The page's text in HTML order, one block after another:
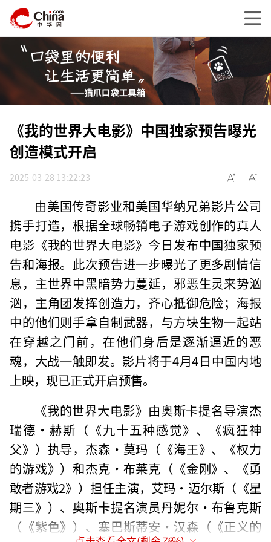
《我的世界大电影》中国独家预告曝光
创造模式开启
2025-03-28 13:22:23
由美国传奇影业和美国华纳兄弟影片公司
携手打造，根据全球畅销电子游戏创作的真人
电影《我的世界大电影》今日发布中国独家预
告和海报。此次预告进一步曝光了更多剧情信
息，主世界中黑暗势力蔓延，邪恶生灵来势汹
汹，主角团发挥创造力，齐心抵御危险；海报
中的他们则手拿自制武器，与方块生物一起站
在穿越之门前，在他们身后是逐渐逼近的恶
魂，大战一触即发。影片将于4月4日中国内地
上映，现已正式开启预售。
《我的世界大电影》由奥斯卡提名导演杰
瑞德·赫斯（《九十五种感觉》、《疯狂神
父》）执导，杰森·莫玛（《海王》、《权力
的游戏》）和杰克·布莱克（《金刚》、《勇
敢者游戏2》）担任主演，艾玛·迈尔斯（《星
期三》）、奥斯卡提名演员丹妮尔·布鲁克斯
（《紫色》）、塞巴斯蒂安·汉森（《正义的